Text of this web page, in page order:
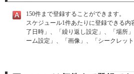
150件まで登録することができます。
スケジュール1件あたりに登録できる
了日時」、「繰り返し設定」、「場所
ーム設定」、「画像」、「シークレット